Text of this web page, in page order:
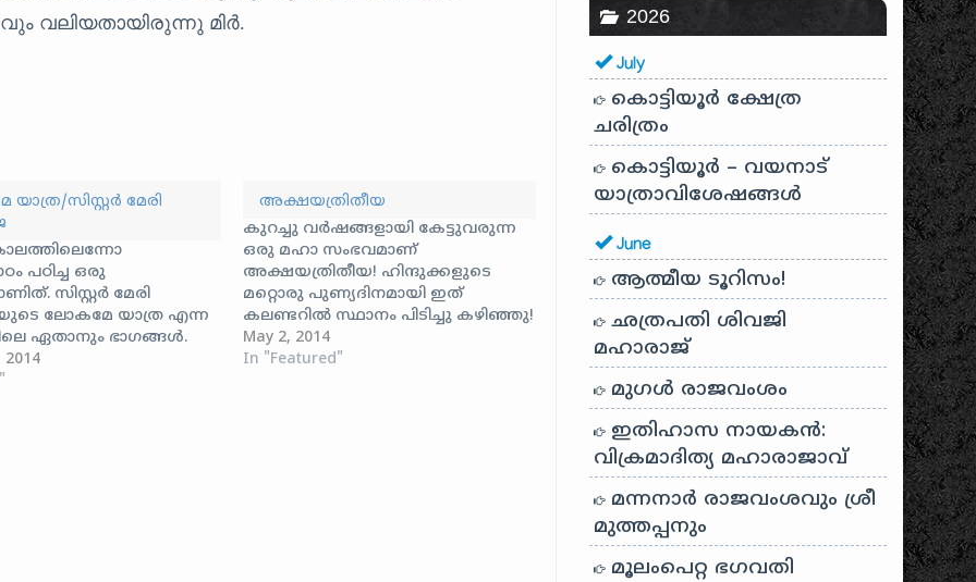
വലിയതായിരുന്നു മിർ.
സിസ്റ്റർ മേരി
പഠിച്ച ഒരു
സിസ്റ്റർ മേരി
ലോകമേ യാത്ര എന്ന
ഏതാനും ഭാഗങ്ങൾ.
ഇടയ്ക്കൊക്കെ
വരുന്ന അതിലെ വരികൾ
2014
അക്ഷയത്രിതീയ
കുറച്ചു വർഷങ്ങളായി കേട്ടുവരുന്ന
ഒരു മഹാ സംഭവമാണ്
അക്ഷയത്രിതീയ! ഹിന്ദുക്കളുടെ
മറ്റൊരു പുണ്യദിനമായി ഇത്
കലണ്ടറിൽ സ്ഥാനം പിടിച്ചു കഴിഞ്ഞു!
ഈ വർഷത്തെ അക്ഷയത്രിതീയ
മെയ് രണ്ട്, അതായത് ഇന്നാണ്!
May 2, 2014
In "Featured"
2026
July
കൊട്ടിയൂർ ക്ഷേത്ര
ചരിത്രം
കൊട്ടിയൂർ – വയനാട്
യാത്രാവിശേഷങ്ങൾ
June
ആത്മീയ ടൂറിസം!
ഛത്രപതി ശിവജി
മഹാരാജ്
മുഗൾ രാജവംശം
ഇതിഹാസ നായകൻ:
വിക്രമാദിത്യ മഹാരാജാവ്
മന്നനാർ രാജവംശവും ശ്രീ
മുത്തപ്പനും
മൂലംപെറ്റ ഭഗവതി